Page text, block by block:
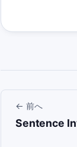
← 前へ
Sentence